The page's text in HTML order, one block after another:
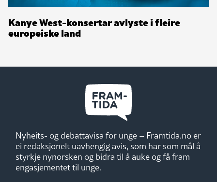
Kanye West-konsertar avlyste i fleire
europeiske land
Nyheits- og debattavisa for unge – Framtida.no er
ei redaksjonelt uavhengig avis, som har som mål å
styrkje nynorsken og bidra til å auke og få fram
engasjementet til unge.